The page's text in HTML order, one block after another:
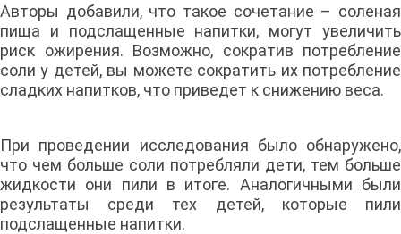
Авторы добавили, что такое сочетание – соленая
пища и подслащенные напитки, могут увеличить
риск ожирения. Возможно, сократив потребление
соли у детей, вы можете сократить их потребление
сладких напитков, что приведет к снижению веса.
При проведении исследования было обнаружено,
что чем больше соли потребляли дети, тем больше
жидкости они пили в итоге. Аналогичными были
результаты среди тех детей, которые пили
подслащенные напитки.